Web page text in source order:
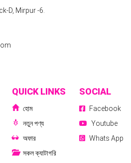
D, Mirpur -6.
QUICK LINKS
হোম
নতুন পণ্য
অফার
সকল ক্যাটাগরি
SOCIAL
Facebook
Youtube
Whats App